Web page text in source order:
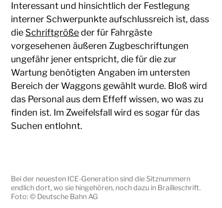
Interessant und hinsichtlich der Festlegung
interner Schwerpunkte aufschlussreich ist, dass
die Schriftgrößeder für Fahrgäste
vorgesehenen äußeren Zugbeschriftungen
ungefähr jener entspricht, die für die zur
Wartung benötigten Angaben im untersten
Bereich der Waggons gewählt wurde. Bloß wird
das Personal aus dem Effeff wissen, wo was zu
finden ist. Im Zweifelsfall wird es sogar für das
Suchen entlohnt.
Bei der neuesten ICE-Generation sind die Sitznummern
endlich dort, wo sie hingehören, noch dazu in Brailleschrift.
Foto: © Deutsche Bahn AG